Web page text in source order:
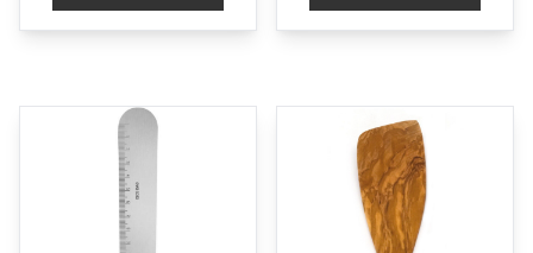
kr. 292,95.kr. 260,95.